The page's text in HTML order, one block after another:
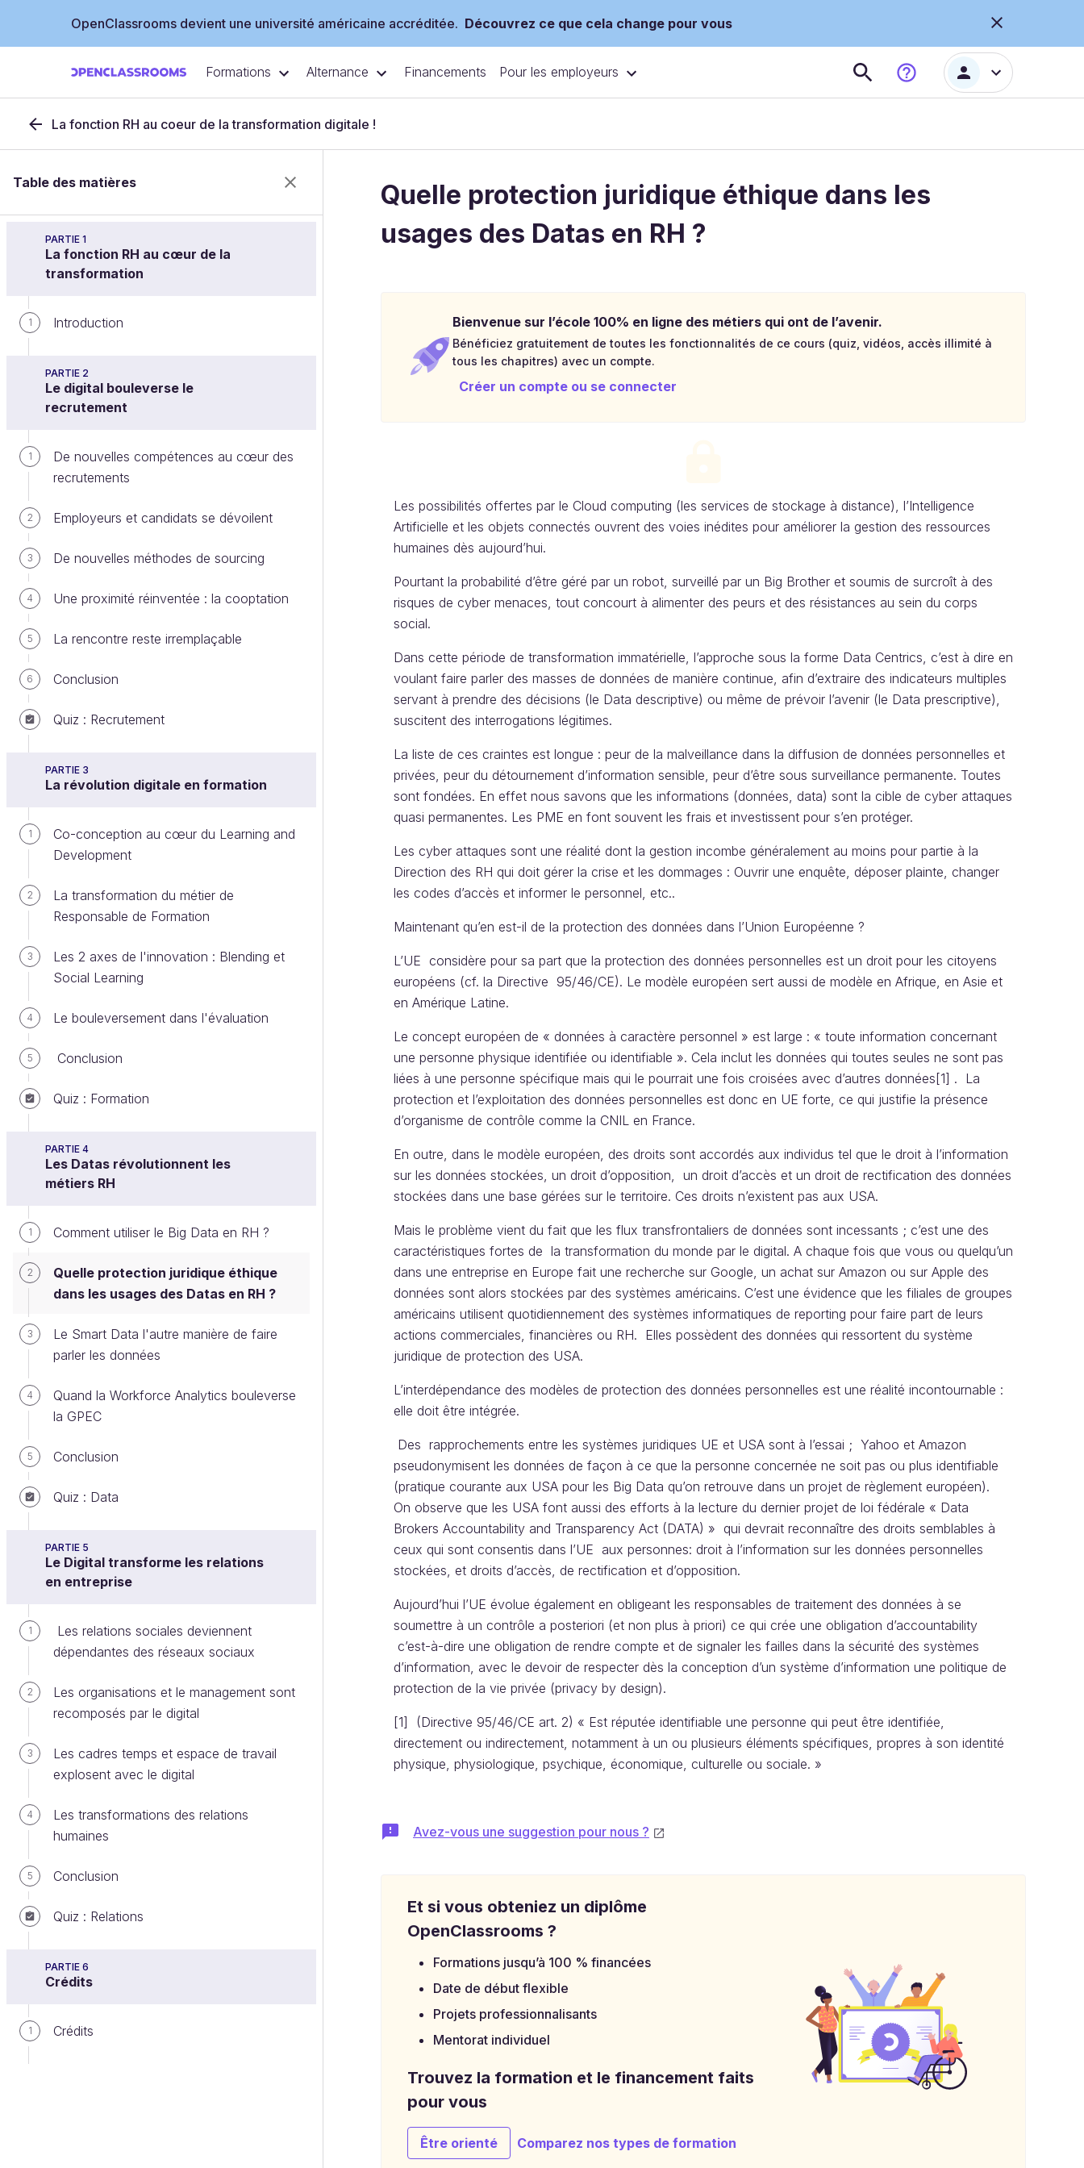
OpenClassrooms devient une université américaine accréditée. Découvrez ce que cela change pour vous
Formations Alternance Financements Pour les employeurs
La fonction RH au coeur de la transformation digitale !
Table des matières
PARTIE 1
La fonction RH au cœur de la
transformation
1 Introduction
PARTIE 2
Le digital bouleverse le
recrutement
1
De nouvelles compétences au cœur des
recrutements
2 Employeurs et candidats se dévoilent
3 De nouvelles méthodes de sourcing
4 Une proximité réinventée : la cooptation
5 La rencontre reste irremplaçable
6 Conclusion
Quiz : Recrutement
PARTIE 3
La révolution digitale en formation
1
Co-conception au cœur du Learning and
Development
2
La transformation du métier de
Responsable de Formation
3
Les 2 axes de l'innovation : Blending et
Social Learning
4 Le bouleversement dans l'évaluation
5 Conclusion
Quiz : Formation
PARTIE 4
Les Datas révolutionnent les
métiers RH
1 Comment utiliser le Big Data en RH ?
2
Quelle protection juridique éthique
dans les usages des Datas en RH ?
3
Le Smart Data l'autre manière de faire
parler les données
4
Quand la Workforce Analytics bouleverse
la GPEC
5 Conclusion
Quiz : Data
PARTIE 5
Le Digital transforme les relations
en entreprise
1
Les relations sociales deviennent
dépendantes des réseaux sociaux
2
Les organisations et le management sont
recomposés par le digital
3
Les cadres temps et espace de travail
explosent avec le digital
4
Les transformations des relations
humaines
5 Conclusion
Quiz : Relations
PARTIE 6
Crédits
1 Crédits
Quelle protection juridique éthique dans les
usages des Datas en RH ?
Bienvenue sur l’école 100% en ligne des métiers qui ont de l’avenir.
Bénéficiez gratuitement de toutes les fonctionnalités de ce cours (quiz, vidéos, accès illimité à
tous les chapitres) avec un compte.
Créer un compte ou se connecter
Les possibilités offertes par le Cloud computing (les services de stockage à distance), l’Intelligence
Artificielle et les objets connectés ouvrent des voies inédites pour améliorer la gestion des ressources
humaines dès aujourd’hui.
Pourtant la probabilité d’être géré par un robot, surveillé par un Big Brother et soumis de surcroît à des
risques de cyber menaces, tout concourt à alimenter des peurs et des résistances au sein du corps
social.
Dans cette période de transformation immatérielle, l’approche sous la forme Data Centrics, c’est à dire en
voulant faire parler des masses de données de manière continue, afin d’extraire des indicateurs multiples
servant à prendre des décisions (le Data descriptive) ou même de prévoir l’avenir (le Data prescriptive),
suscitent des interrogations légitimes.
La liste de ces craintes est longue : peur de la malveillance dans la diffusion de données personnelles et
privées, peur du détournement d’information sensible, peur d’être sous surveillance permanente. Toutes
sont fondées. En effet nous savons que les informations (données, data) sont la cible de cyber attaques
quasi permanentes. Les PME en font souvent les frais et investissent pour s’en protéger.
Les cyber attaques sont une réalité dont la gestion incombe généralement au moins pour partie à la
Direction des RH qui doit gérer la crise et les dommages : Ouvrir une enquête, déposer plainte, changer
les codes d’accès et informer le personnel, etc..
Maintenant qu’en est-il de la protection des données dans l’Union Européenne ?
L’UE considère pour sa part que la protection des données personnelles est un droit pour les citoyens
européens (cf. la Directive 95/46/CE). Le modèle européen sert aussi de modèle en Afrique, en Asie et
en Amérique Latine.
Le concept européen de « données à caractère personnel » est large : « toute information concernant
une personne physique identifiée ou identifiable ». Cela inclut les données qui toutes seules ne sont pas
liées à une personne spécifique mais qui le pourrait une fois croisées avec d’autres données[1] . La
protection et l’exploitation des données personnelles est donc en UE forte, ce qui justifie la présence
d’organisme de contrôle comme la CNIL en France.
En outre, dans le modèle européen, des droits sont accordés aux individus tel que le droit à l’information
sur les données stockées, un droit d’opposition, un droit d’accès et un droit de rectification des données
stockées dans une base gérées sur le territoire. Ces droits n’existent pas aux USA.
Mais le problème vient du fait que les flux transfrontaliers de données sont incessants ; c’est une des
caractéristiques fortes de la transformation du monde par le digital. A chaque fois que vous ou quelqu’un
dans une entreprise en Europe fait une recherche sur Google, un achat sur Amazon ou sur Apple des
données sont alors stockées par des systèmes américains. C’est une évidence que les filiales de groupes
américains utilisent quotidiennement des systèmes informatiques de reporting pour faire part de leurs
actions commerciales, financières ou RH. Elles possèdent des données qui ressortent du système
juridique de protection des USA.
L’interdépendance des modèles de protection des données personnelles est une réalité incontournable :
elle doit être intégrée.
Des rapprochements entre les systèmes juridiques UE et USA sont à l’essai ; Yahoo et Amazon
pseudonymisent les données de façon à ce que la personne concernée ne soit pas ou plus identifiable
(pratique courante aux USA pour les Big Data qu’on retrouve dans un projet de règlement européen).
On observe que les USA font aussi des efforts à la lecture du dernier projet de loi fédérale « Data
Brokers Accountability and Transparency Act (DATA) » qui devrait reconnaître des droits semblables à
ceux qui sont consentis dans l’UE aux personnes: droit à l’information sur les données personnelles
stockées, et droits d’accès, de rectification et d’opposition.
Aujourd’hui l’UE évolue également en obligeant les responsables de traitement des données à se
soumettre à un contrôle a posteriori (et non plus à priori) ce qui crée une obligation d’accountability
c’est-à-dire une obligation de rendre compte et de signaler les failles dans la sécurité des systèmes
d’information, avec le devoir de respecter dès la conception d’un système d’information une politique de
protection de la vie privée (privacy by design).
[1] (Directive 95/46/CE art. 2) « Est réputée identifiable une personne qui peut être identifiée,
directement ou indirectement, notamment à un ou plusieurs éléments spécifiques, propres à son identité
physique, physiologique, psychique, économique, culturelle ou sociale. »
Avez-vous une suggestion pour nous ?
Et si vous obteniez un diplôme
OpenClassrooms ?
Formations jusqu’à 100 % financées
Date de début flexible
Projets professionnalisants
Mentorat individuel
Trouvez la formation et le financement faits
pour vous
Être orienté Comparez nos types de formation